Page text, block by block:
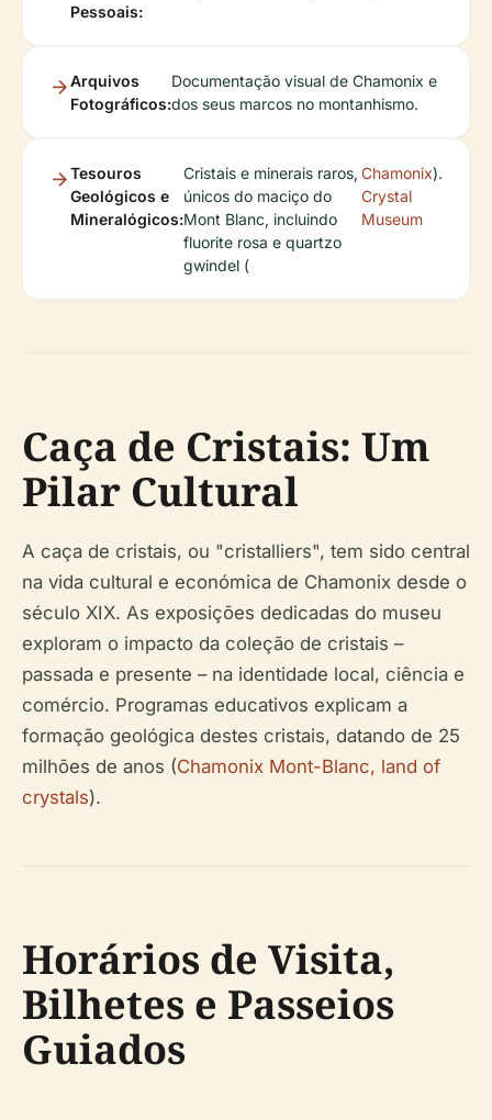
Pessoais:
Arquivos
Fotográficos:
Documentação visual de Chamonix e
dos seus marcos no montanhismo.
Tesouros
Geológicos e
Mineralógicos:
Cristais e minerais raros,
únicos do maciço do
Mont Blanc, incluindo
fluorite rosa e quartzo
gwindel (
Chamonix
Crystal
Museum
).
Caça de Cristais: Um
Pilar Cultural
A caça de cristais, ou "cristalliers", tem sido central
na vida cultural e económica de Chamonix desde o
século XIX. As exposições dedicadas do museu
exploram o impacto da coleção de cristais –
passada e presente – na identidade local, ciência e
comércio. Programas educativos explicam a
formação geológica destes cristais, datando de 25
milhões de anos (Chamonix Mont-Blanc, land of
crystals).
Horários de Visita,
Bilhetes e Passeios
Guiados